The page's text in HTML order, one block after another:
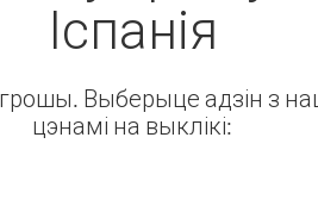
Іспанія
Выберыце адзін з
цэнамі на выклікі: